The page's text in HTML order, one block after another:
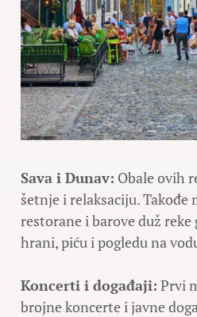
Sava i Dunav: Obale ovih
šetnje i relaksaciju.
restorane i barove duž
hrani, piću i pogledu na
Koncerti i događaji: Prvi
brojne koncerte i javne